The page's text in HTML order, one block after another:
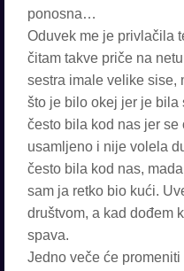
ponosna…
Oduvek me je privlačila
čitam takve priče na
sestra imale velike sise,
što je bilo okej jer je bila
često bila kod nas jer se
usamljeno i nije volela
često bila kod nas,
sam ja retko bio kući.
društvom, a kad dođem
spava.
Jedno veče će promeniti